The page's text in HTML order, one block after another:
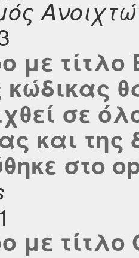
με
κώδικας
σε
και της
στο
με τίτλο